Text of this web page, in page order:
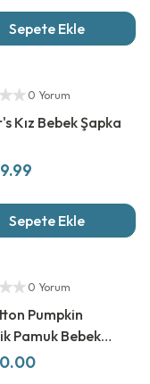
Sepete Ekle
0 Yorum
Kız Bebek Şapka
Sepete Ekle
0 Yorum
Pumpkin
Pamuk Bebek